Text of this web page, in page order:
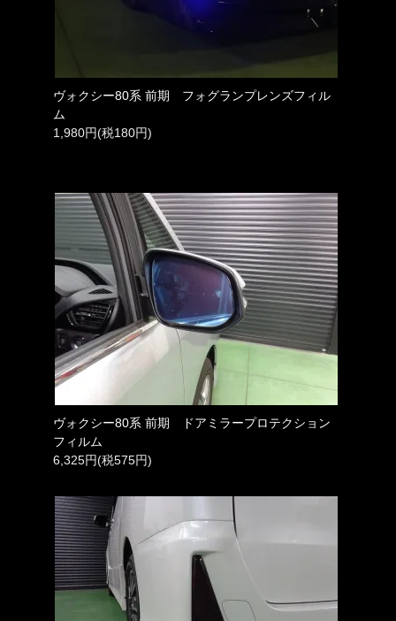
ヴォクシー80系 前期 フォグランプレンズフィル
ム
1,980円(税180円)
ヴォクシー80系 前期 ドアミラープロテクション
フィルム
6,325円(税575円)